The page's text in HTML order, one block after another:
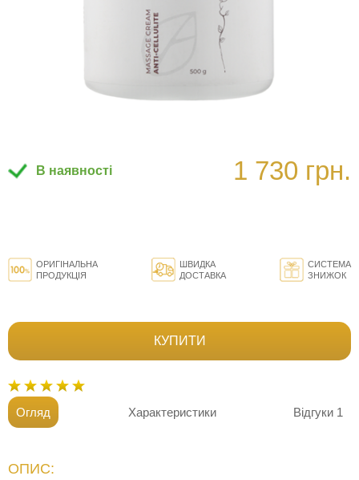
В наявності 1 730 грн.
ОРИГІНАЛЬНА
ПРОДУКЦІЯ
ШВИДКА
ДОСТАВКА
СИСТЕМА
ЗНИЖОК
КУПИТИ
Огляд Характеристики Відгуки 1
ОПИС: